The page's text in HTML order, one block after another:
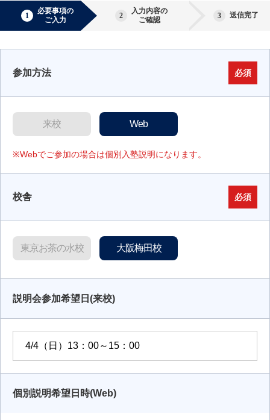
必要事項の
ご入力
入力内容の
ご確認
送信完了
参加方法 必須
来校 Web
※Webでご参加の場合は個別入塾説明になります。
校舎 必須
東京お茶の水校 大阪梅田校
説明会参加希望日(来校)
個別説明希望日時(Web)